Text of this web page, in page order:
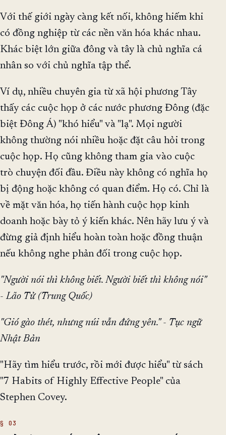
Với thế giới ngày càng kết nối, không hiếm khi
có đồng nghiệp từ các nền văn hóa khác nhau.
Khác biệt lớn giữa đông và tây là chủ nghĩa cá
nhân so với chủ nghĩa tập thể.
Ví dụ, nhiều chuyên gia từ xã hội phương Tây
thấy các cuộc họp ở các nước phương Đông (đặc
biệt Đông Á) "khó hiểu" và "lạ". Mọi người
không thường nói nhiều hoặc đặt câu hỏi trong
cuộc họp. Họ cũng không tham gia vào cuộc
trò chuyện đối đầu. Điều này không có nghĩa họ
bị động hoặc không có quan điểm. Họ có. Chỉ là
về mặt văn hóa, họ tiến hành cuộc họp kinh
doanh hoặc bày tỏ ý kiến khác. Nên hãy lưu ý và
đừng giả định hiểu hoàn toàn hoặc đồng thuận
nếu không nghe phản đối trong cuộc họp.
"Người nói thì không biết. Người biết thì không nói"
- Lão Tử (Trung Quốc)
"Gió gào thét, nhưng núi vẫn đứng yên." - Tục ngữ
Nhật Bản
"Hãy tìm hiểu trước, rồi mới được hiểu" từ sách
"7 Habits of Highly Effective People" của
Stephen Covey.